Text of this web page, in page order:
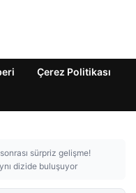
Çerez Politikası
sonrası sürpriz gelişme!
dizide buluşuyor